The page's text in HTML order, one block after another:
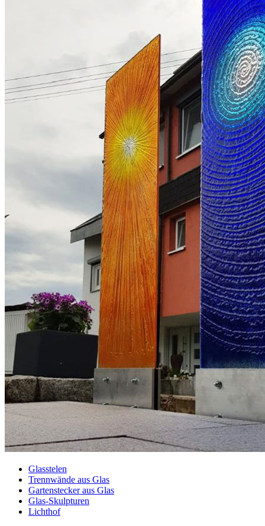
Glasstelen
Trennwände aus Glas
Gartenstecker aus Glas
Glas-Skulpturen
Lichthof